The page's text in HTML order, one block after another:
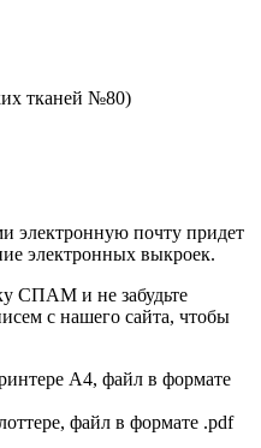
тканей №80)
электронную почту придет
электронных выкроек.
СПАМ и не забудьте
с нашего сайта, чтобы
А4, файл в формате
файл в формате .pdf